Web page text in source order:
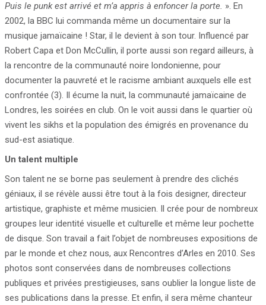
Puis le punk est arrivé et m’a appris à enfoncer la porte. ». En
2002, la BBC lui commanda même un documentaire sur la
musique jamaïcaine ! Star, il le devient à son tour. Influencé par
Robert Capa et Don McCullin, il porte aussi son regard ailleurs, à
la rencontre de la communauté noire londonienne, pour
documenter la pauvreté et le racisme ambiant auxquels elle est
confrontée (3). Il écume la nuit, la communauté jamaïcaine de
Londres, les soirées en club. On le voit aussi dans le quartier où
vivent les sikhs et la population des émigrés en provenance du
sud-est asiatique.
Un talent multiple
Son talent ne se borne pas seulement à prendre des clichés
géniaux, il se révèle aussi être tout à la fois designer, directeur
artistique, graphiste et même musicien. Il crée pour de nombreux
groupes leur identité visuelle et culturelle et même leur pochette
de disque. Son travail a fait l’objet de nombreuses expositions de
par le monde et chez nous, aux Rencontres d’Arles en 2010. Ses
photos sont conservées dans de nombreuses collections
publiques et privées prestigieuses, sans oublier la longue liste de
ses publications dans la presse. Et enfin, il sera même chanteur